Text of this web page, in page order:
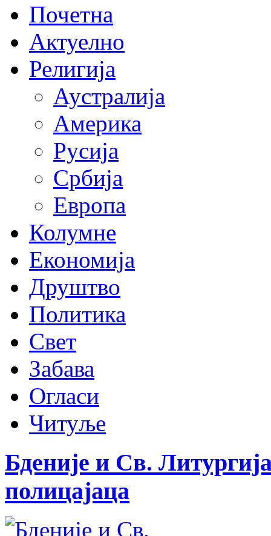
Почетна
Актуелно
Религија
Аустралија
Америка
Русија
Србија
Европа
Колумне
Економија
Друштво
Политика
Свет
Забава
Огласи
Читуље
Бденије и Св.
полицајаца